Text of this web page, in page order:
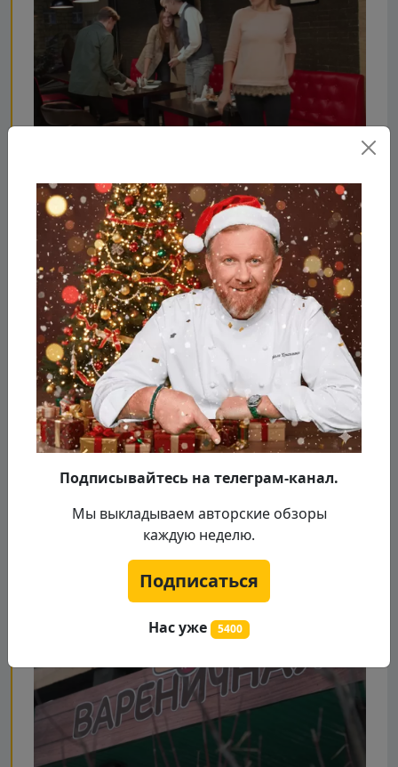
Что стало с Гирос, после
реконструкции Константина
и его команды?
Шеф и его команда изменили стиль,
концепцию и название заведения. Теперь это
«Вареничная».Шторы, новый цвет стен
добавили домашнего уюта. На кухне
появилось новое оборудование и посуда.
Персоналу шеф Ивлев подарил красочную
униформу. В меню теперь нет гироса.
Вареники с разной начинкой в любом виде -
главное блюдо кафе, но помимо них в меню
множество других русских блюд.
А Вы успели сходить в кафе «Вареничная» в
городе Москва? Расскажите в комментариях в
Подписывайтесь на телеграм-канал.
Мы выкладываем авторские обзоры
каждую неделю.
Подписаться
Нас уже 5400